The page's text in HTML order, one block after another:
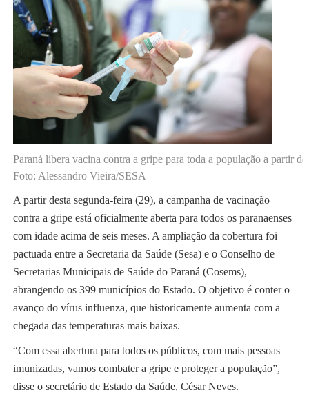
Paraná libera vacina contra a gripe para toda a população a partir
Foto: Alessandro Vieira/SESA
A partir desta segunda-feira (29), a campanha de vacinação
contra a gripe está oficialmente aberta para todos os paranaenses
com idade acima de seis meses. A ampliação da cobertura foi
pactuada entre a Secretaria da Saúde (Sesa) e o Conselho de
Secretarias Municipais de Saúde do Paraná (Cosems),
abrangendo os 399 municípios do Estado. O objetivo é conter o
avanço do vírus influenza, que historicamente aumenta com a
chegada das temperaturas mais baixas.
“Com essa abertura para todos os públicos, com mais pessoas
imunizadas, vamos combater a gripe e proteger a população”,
disse o secretário de Estado da Saúde, César Neves.